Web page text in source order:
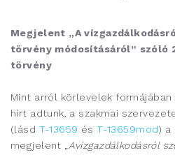
Megjelent „A
törvény módosításáról” szóló
törvény
Mint arról körlevelek
hírt adtunk, a szakmai
(lásd T-13659 ésT-13659mod) a
megjelent
„Avízgazdálkodásról